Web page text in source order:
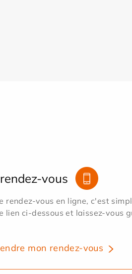
vous
rendez-vous en ligne, c'est
lien ci-dessous et laissez-vous
mon rendez-vous